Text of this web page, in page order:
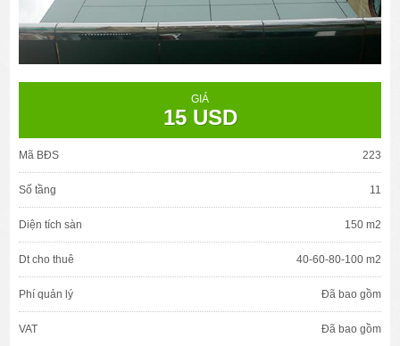
GIÁ
15 USD
Mã BĐS 223
Số tầng 11
Diện tích sàn 150 m2
Dt cho thuê 40-60-80-100 m2
Phí quản lý Đã bao gồm
VAT Đã bao gồm